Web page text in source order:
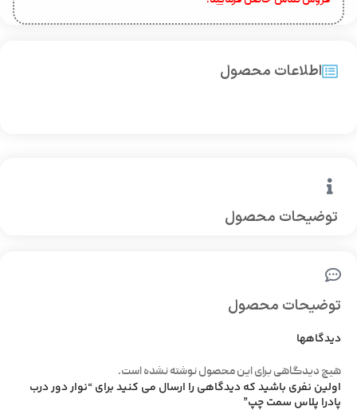
توضیحات محصول
اطلاعات محصول
توضیحات محصول
دیدگاهها
هیچ دیدگاهی برای این محصول نوشته نشده است.
اولین نفری باشید که دیدگاهی را ارسال می کنید برای “نوار دور درب
پادرا پلاس سمت چپ”